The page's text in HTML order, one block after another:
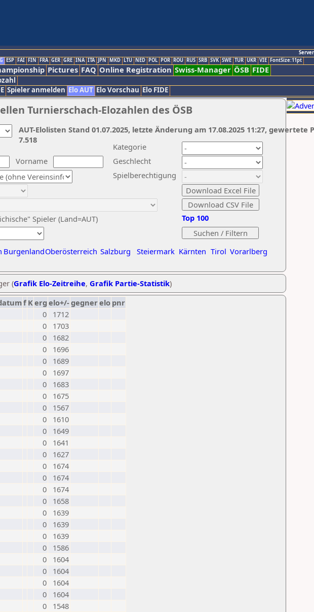
ESP FAI FIN FRA GER GRE INA ITA JPN MKD LTU NED POL POR ROU RUS SRB SVK SWE TUR UKR VIE FontSize:11pt
Pictures FAQ Online Registration Swiss-Manager ÖSB FIDE
Spieler anmelden Elo AUT Elo Vorschau Elo FIDE
Turnierschach-Elozahlen des ÖSB
Vorname
Kategorie
Geschlecht
Spieler (Land=AUT)
Spielberechtigung
BurgenlandOberösterreich Salzburg Steiermark Kärnten Tirol Vorarlberg
Top 100
AUT-Elolisten Stand 01.07.2025, letzte Änderung am 17.08.2025 11:27, gewertete
7.518
(Grafik Elo-Zeitreihe, Grafik Partie-Statistik)
f Kerg elo+/-gegnerelo pnr
0
1712
0
1703
0
1682
0
1696
0
1689
0
1697
0
1683
0
1675
0
1567
0
1610
0
1649
0
1641
0
1627
0
1674
0
1674
0
1674
0
1658
0
1639
0
1639
0
1639
0
1586
0
1604
0
1604
0
1604
0
1604
0
1548